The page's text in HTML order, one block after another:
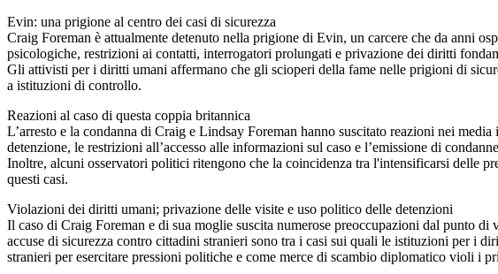
Evin: una prigione al centro dei casi di sicurezza
Craig Foreman è attualmente detenuto nella prigione di Evin, un carcere che da anni
psicologiche, restrizioni ai contatti, interrogatori prolungati e privazione dei diritti
Gli attivisti per i diritti umani affermano che gli scioperi della fame nelle prigioni di
a istituzioni di controllo.
Reazioni al caso di questa coppia britannica
L’arresto e la condanna di Craig e Lindsay Foreman hanno suscitato reazioni nei
detenzione, le restrizioni all’accesso alle informazioni sul caso e l’emissione di
Inoltre, alcuni osservatori politici ritengono che la coincidenza tra l'intensificarsi delle
questi casi.
Violazioni dei diritti umani; privazione delle visite e uso politico delle detenzioni
Il caso di Craig Foreman e di sua moglie suscita numerose preoccupazioni dal punto
accuse di sicurezza contro cittadini stranieri sono tra i casi sui quali le istituzioni per i
stranieri per esercitare pressioni politiche e come merce di scambio diplomatico violi i